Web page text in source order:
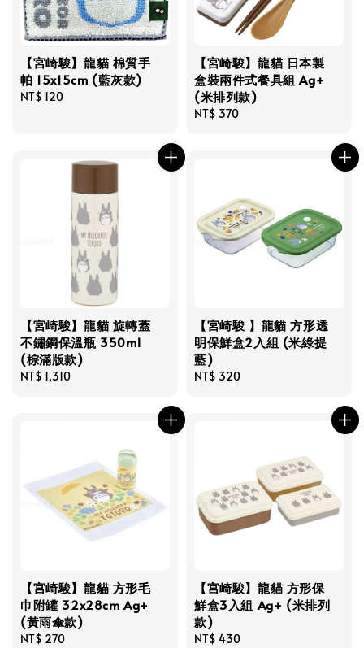
【宮崎駿】龍貓 棉質手
帕 15x15cm (藍灰款)
Regular
NT$ 120
【宮崎駿】龍貓 日本製
盒裝兩件式餐具組 Ag+
(米排列款)
Regular
NT$ 370
【宮崎駿】龍貓 旋轉蓋
不鏽鋼保溫瓶 350ml
(棕滿版款)
Regular
NT$ 1,310
【宮崎駿 】龍貓 方形透
明保鮮盒2入組 (米綠提
藍)
Regular
NT$ 320
【宮崎駿】龍貓 方形毛
巾附罐 32x28cm Ag+
(黃雨傘款)
Regular
NT$ 270
【宮崎駿】龍貓 方形保
鮮盒3入組 Ag+ (米排列
款)
Regular
NT$ 430